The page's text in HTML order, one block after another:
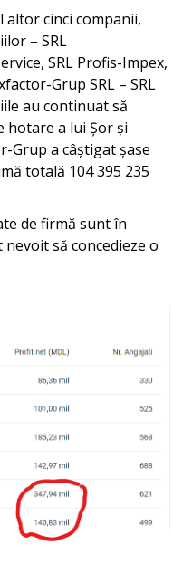
cinci companii,
– SRL
SRL Profis-Impex,
Grup SRL – SRL
au continuat să
hotare a lui Șor și
Grup a câștigat șase
totală 104 395 235
de firmă sunt în
să concedieze o